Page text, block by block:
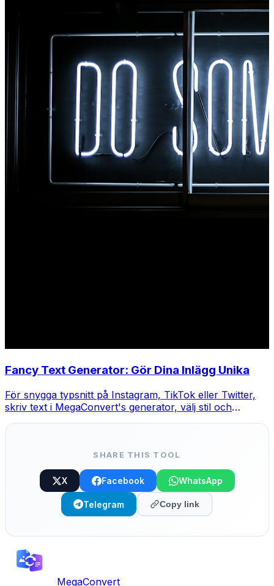
Fancy Text Generator: Gör Dina Inlägg Unika
För snygga typsnitt på Instagram, TikTok eller Twitter,
skriv text i MegaConvert's generator, välj stil och
SHARE THIS TOOL
X Facebook WhatsApp
Telegram Copy link
MegaConvert